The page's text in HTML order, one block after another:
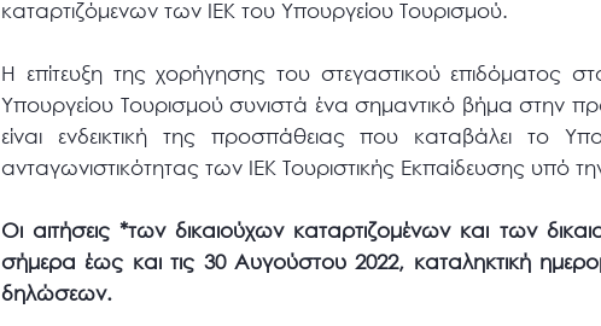
καταρτιζόμενων των ΙΕΚ του Υπουργείου Τουρισμού.
Η επίτευξη της χορήγησης του στεγαστικού επιδόματος
Υπουργείου Τουρισμού συνιστά ένα σημαντικό βήμα στην
είναι ενδεικτική της προσπάθειας που καταβάλει το
ανταγωνιστικότητας των ΙΕΚ Τουριστικής Εκπαίδευσης υπό
Οι αιτήσεις *των δικαιούχων καταρτιζομένων και των
σήμερα έως και τις 30 Αυγούστου 2022, καταληκτική
δηλώσεων.